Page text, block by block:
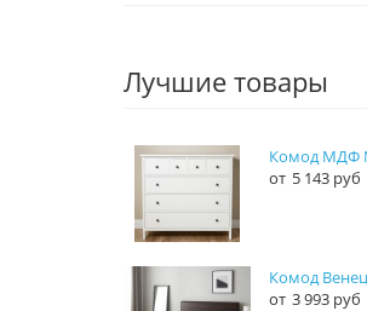
Лучшие товары
Комод МДФ
5 143 руб
Комод
3 993 руб